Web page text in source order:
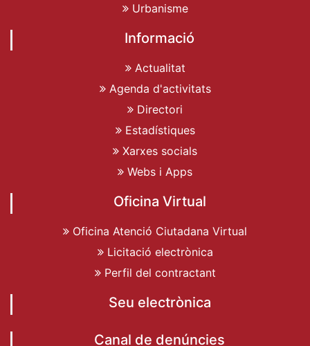
Urbanisme
Informació
Actualitat
Agenda d'activitats
Directori
Estadístiques
Xarxes socials
Webs i Apps
Oficina Virtual
Oficina Atenció Ciutadana Virtual
Licitació electrònica
Perfil del contractant
Seu electrònica
Canal de denúncies